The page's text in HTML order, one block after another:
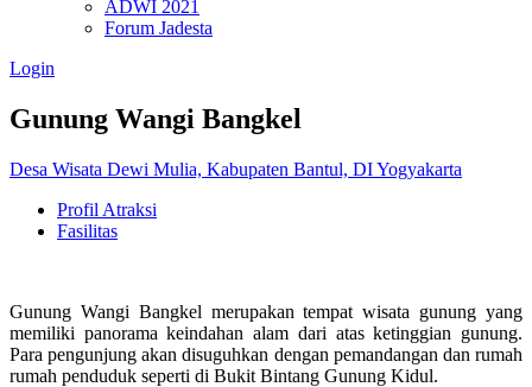
ADWI 2021
Forum Jadesta
Login
Gunung Wangi Bangkel
Desa Wisata Dewi Mulia, Kabupaten Bantul, DI Yogyakarta
Profil Atraksi
Fasilitas
Gunung Wangi Bangkel merupakan tempat wisata gunung yang
memiliki panorama keindahan alam dari atas ketinggian gunung.
Para pengunjung akan disuguhkan dengan pemandangan dan rumah
rumah penduduk seperti di Bukit Bintang Gunung Kidul.